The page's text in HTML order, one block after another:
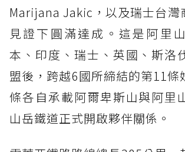
Marijana Jakic，以及瑞士台灣
見證下圓滿達成。這是阿里
本、印度、瑞士、英國、斯洛
盟後，跨越6國所締結的第11條
條各自承載阿爾卑斯山與阿里
山岳鐵道正式開啟夥伴關係。